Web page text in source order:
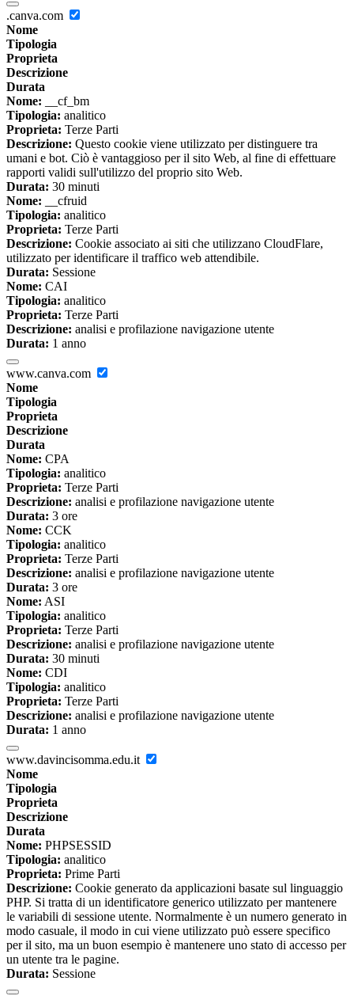
.canva.com
Nome
Tipologia
Proprieta
Descrizione
Durata
Nome: __cf_bm
Tipologia: analitico
Proprieta: Terze Parti
Descrizione: Questo cookie viene utilizzato per distinguere tra
umani e bot. Ciò è vantaggioso per il sito Web, al fine di effettuare
rapporti validi sull'utilizzo del proprio sito Web.
Durata: 30 minuti
Nome: __cfruid
Tipologia: analitico
Proprieta: Terze Parti
Descrizione: Cookie associato ai siti che utilizzano CloudFlare,
utilizzato per identificare il traffico web attendibile.
Durata: Sessione
Nome: CAI
Tipologia: analitico
Proprieta: Terze Parti
Descrizione: analisi e profilazione navigazione utente
Durata: 1 anno
www.canva.com
Nome
Tipologia
Proprieta
Descrizione
Durata
Nome: CPA
Tipologia: analitico
Proprieta: Terze Parti
Descrizione: analisi e profilazione navigazione utente
Durata: 3 ore
Nome: CCK
Tipologia: analitico
Proprieta: Terze Parti
Descrizione: analisi e profilazione navigazione utente
Durata: 3 ore
Nome: ASI
Tipologia: analitico
Proprieta: Terze Parti
Descrizione: analisi e profilazione navigazione utente
Durata: 30 minuti
Nome: CDI
Tipologia: analitico
Proprieta: Terze Parti
Descrizione: analisi e profilazione navigazione utente
Durata: 1 anno
www.davincisomma.edu.it
Nome
Tipologia
Proprieta
Descrizione
Durata
Nome: PHPSESSID
Tipologia: analitico
Proprieta: Prime Parti
Descrizione: Cookie generato da applicazioni basate sul linguaggio
PHP. Si tratta di un identificatore generico utilizzato per mantenere
le variabili di sessione utente. Normalmente è un numero generato in
modo casuale, il modo in cui viene utilizzato può essere specifico
per il sito, ma un buon esempio è mantenere uno stato di accesso per
un utente tra le pagine.
Durata: Sessione